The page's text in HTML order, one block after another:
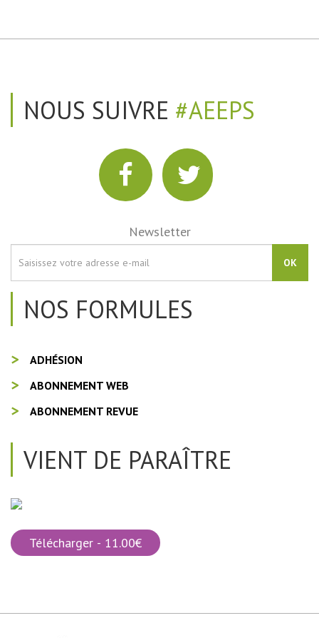
NOUS SUIVRE #AEEPS
Newsletter
OK
NOS FORMULES
ADHÉSION
ABONNEMENT WEB
ABONNEMENT REVUE
VIENT DE PARAÎTRE
Télécharger - 11.00€